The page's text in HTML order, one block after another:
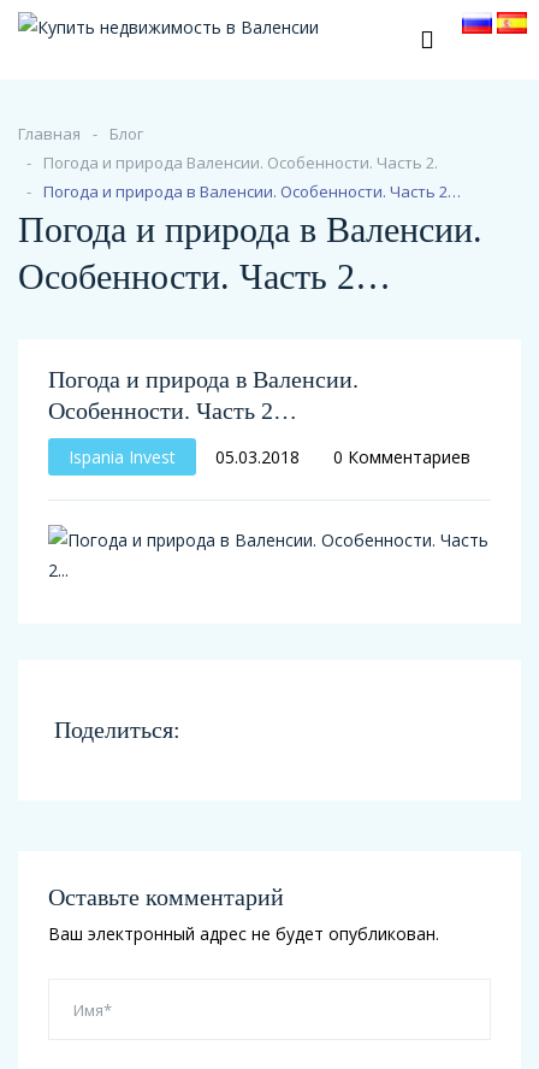
Главная
Блог
Погода и природа Валенсии. Особенности. Часть 2.
Погода и природа в Валенсии. Особенности. Часть 2…
Погода и природа в Валенсии.
Особенности. Часть 2…
Погода и природа в Валенсии.
Особенности. Часть 2…
Ispania Invest 05.03.2018 0 Комментариев
Поделиться:
Оставьте комментарий
Ваш электронный адрес не будет опубликован.